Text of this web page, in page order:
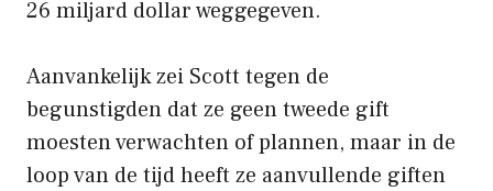
26 miljard dollar weggegeven.
Aanvankelijk zei Scott tegen de
begunstigden dat ze geen tweede gift
moesten verwachten of plannen, maar in de
loop van de tijd heeft ze aanvullende giften